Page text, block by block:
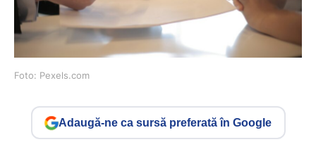
Foto: Pexels.com
Adaugă-ne ca sursă preferată în Google